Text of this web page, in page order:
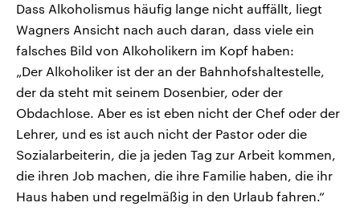
Dass Alkoholismus häufig lange nicht auffällt, liegt
Wagners Ansicht nach auch daran, dass viele ein
falsches Bild von Alkoholikern im Kopf haben:
„Der Alkoholiker ist der an der Bahnhofshaltestelle,
der da steht mit seinem Dosenbier, oder der
Obdachlose. Aber es ist eben nicht der Chef oder der
Lehrer, und es ist auch nicht der Pastor oder die
Sozialarbeiterin, die ja jeden Tag zur Arbeit kommen,
die ihren Job machen, die ihre Familie haben, die ihr
Haus haben und regelmäßig in den Urlaub fahren.“